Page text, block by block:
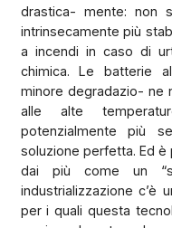
drastica- mente: non
intrinsecamente più
a incendi in caso di
chimica. Le batterie
minore degradazio- ne
alle alte
potenzialmente più
soluzione perfetta. Ed
dai più come un
industrializzazione c’è
per i quali questa